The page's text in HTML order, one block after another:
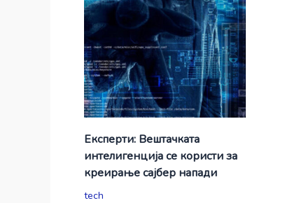
Експерти: Вештачката
интелигенција се користи за
креирање сајбер напади
tech